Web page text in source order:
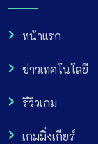
หน้าแรก
ข่าวเทคโนโลยี
รีวิวเกม
เกมมิ่งเกียร์